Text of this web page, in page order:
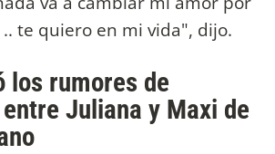
.. te quiero en mi vida", dijo.
los rumores de
Juliana y Maxi de